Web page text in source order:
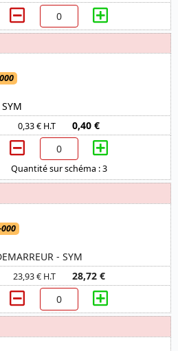
0,33 € H.T 0,40 €
Quantité sur schéma : 3
- SYM
23,93 € H.T 28,72 €